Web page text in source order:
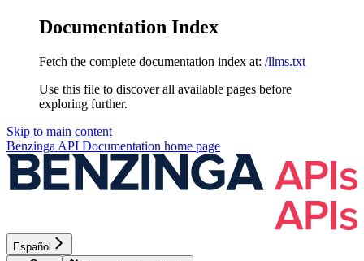
Documentation Index
Fetch the complete documentation index at: /llms.txt
Use this file to discover all available pages before
exploring further.
Skip to main content
Benzinga API Documentation home page
Español